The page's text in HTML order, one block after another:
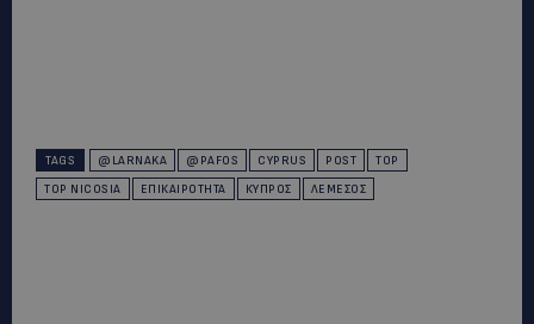
TAGS @LARNAKA @PAFOS CYPRUS POST
TOP
TOP NICOSIA
ΕΠΙΚΑΙΡΌΤΗΤΑ ΚΎΠΡΟΣ ΛΕΜΕΣΌΣ